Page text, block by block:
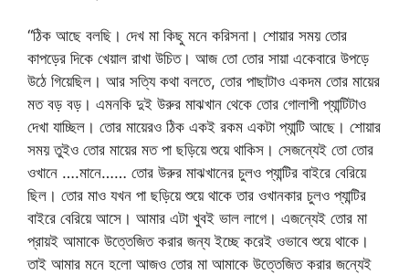
“ঠিক আছে বলছি। দেখ মা কিছু মনে করিসনা। শোয়ার সময় তোর
কাপড়ের দিকে খেয়াল রাখা উচিত। আজ তো তোর সায়া একেবারে উপড়ে
উঠে গিয়েছিল। আর সত্যি কথা বলতে, তোর পাছাটাও একদম তোর মায়ের
মত বড় বড়। এমনকি দুই উরুর মাঝখান থেকে তোর গোলাপী প্যান্টিটাও
দেখা যাচ্ছিল। তোর মায়েরও ঠিক একই রকম একটা প্যান্টি আছে। শোয়ার
সময় তুইও তোর মায়ের মত পা ছড়িয়ে শুয়ে থাকিস। সেজন্যেই তো তোর
ওখানে ….মানে…… তোর উরুর মাঝখানের চুলও প্যান্টির বাইরে বেরিয়ে
ছিল। তোর মাও যখন পা ছড়িয়ে শুয়ে থাকে তার ওখানকার চুলও প্যান্টির
বাইরে বেরিয়ে আসে। আমার এটা খুবই ভাল লাগে। এজন্যেই তোর মা
প্রায়ই আমাকে উত্তেজিত করার জন্য ইচ্ছে করেই ওভাবে শুয়ে থাকে।
তাই আমার মনে হলো আজও তোর মা আমাকে উত্তেজিত করার জন্যেই